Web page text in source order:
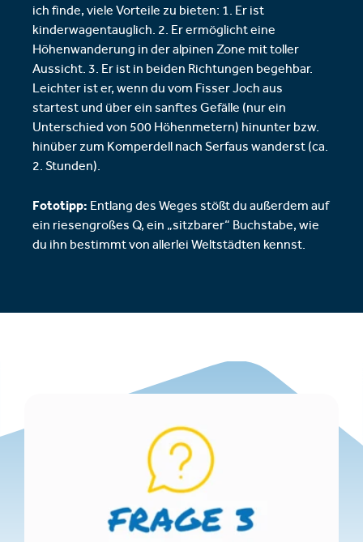
ich finde, viele Vorteile zu bieten: 1. Er ist
kinderwagentauglich. 2. Er ermöglicht eine
Höhenwanderung in der alpinen Zone mit toller
Aussicht. 3. Er ist in beiden Richtungen begehbar.
Leichter ist er, wenn du vom Fisser Joch aus
startest und über ein sanftes Gefälle (nur ein
Unterschied von 500 Höhenmetern) hinunter bzw.
hinüber zum Komperdell nach Serfaus wanderst (ca.
2. Stunden).
Fototipp: Entlang des Weges stößt du außerdem auf
ein riesengroßes Q, ein „sitzbarer“ Buchstabe, wie
du ihn bestimmt von allerlei Weltstädten kennst.